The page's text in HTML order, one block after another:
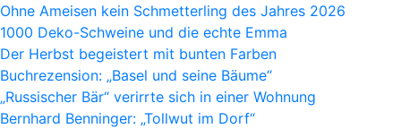
Ohne Ameisen kein Schmetterling des Jahres 2026
1000 Deko-Schweine und die echte Emma
Der Herbst begeistert mit bunten Farben
Buchrezension: „Basel und seine Bäume“
„Russischer Bär“ verirrte sich in einer Wohnung
Bernhard Benninger: „Tollwut im Dorf“